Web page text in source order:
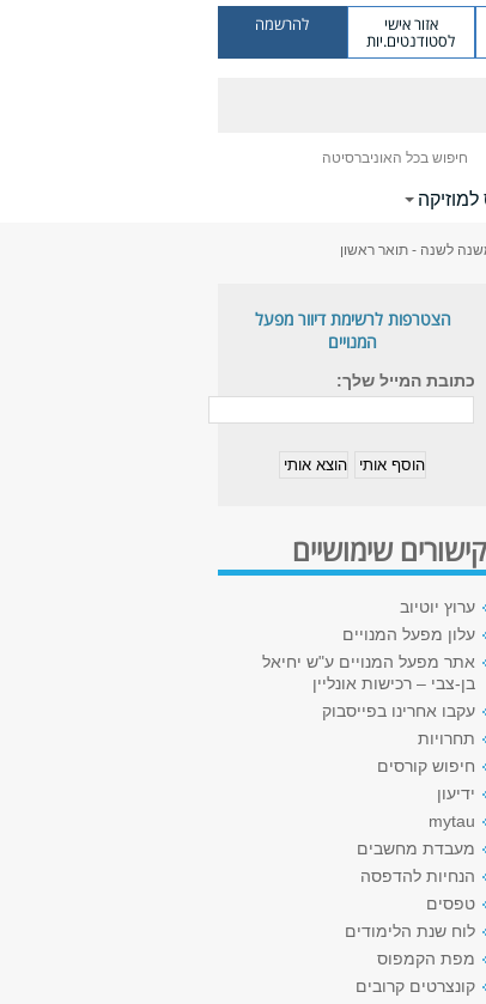
אזור אישי
לסטודנטים.יות
להרשמה
חיפוש בכל האוניברסיטה
לשנה - תואר ראשון
הצטרפות לרשימת דיוור מפעל
המנויים
כתובת המייל שלך:
קישורים שימושיים
ערוץ יוטיוב
עלון מפעל המנויים
אתר מפעל המנויים ע"ש יחיאל
בן-צבי – רכישות אונליין
עקבו אחרינו בפייסבוק
תחרויות
חיפוש קורסים
ידיעון
mytau
מעבדת מחשבים
הנחיות להדפסה
טפסים
לוח שנת הלימודים
מפת הקמפוס
קונצרטים קרובים